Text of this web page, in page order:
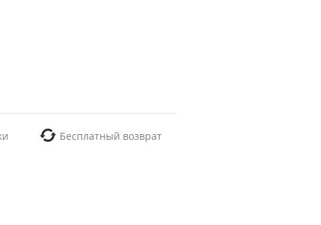
Бесплатный возврат